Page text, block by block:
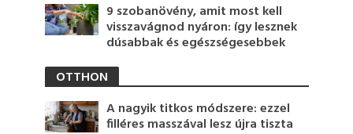
9 szobanövény, amit most kell
visszavágnod nyáron: így lesznek
dúsabbak és egészségesebbek
OTTHON
A nagyik titkos módszere: ezzel
filléres masszával lesz újra tiszta